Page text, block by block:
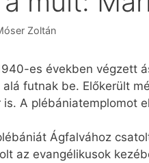
Zoltán
es években végzett
futnak be. Előkerült
A plébániatemplomot
Ágfalvához
az evangélikusok